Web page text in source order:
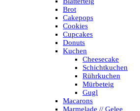
Brot
Cakepops
Cookies
Cupcakes
Donuts
Kuchen
Cheesecake
Schichtkuchen
Rührkuchen
Mürbeteig
Gugl
Macarons
Marmelade // Gelee